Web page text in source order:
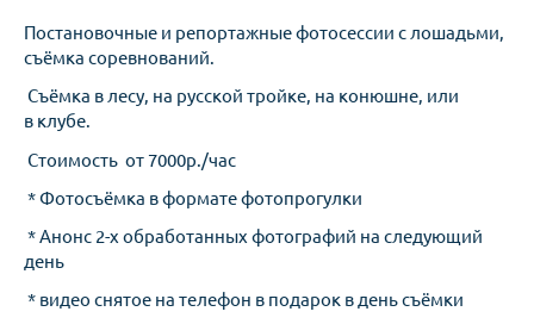
Постановочные и репортажные фотосессии с лошадьми,
съёмка соревнований.
Съёмка в лесу, на русской тройке, на конюшне, или
в клубе.
Стоимость от 7000р./час
* Фотосъёмка в формате фотопрогулки
* Анонс 2-х обработанных фотографий на следующий
день
* видео снятое на телефон в подарок в день съёмки